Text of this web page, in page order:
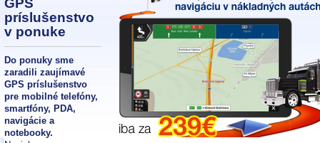
GPS
príslušenstvo
v ponuke
Do ponuky sme
zaradili zaujímavé
GPS príslušenstvo
pre mobilné telefóny,
smartfóny, PDA,
navigácie a
notebooky.